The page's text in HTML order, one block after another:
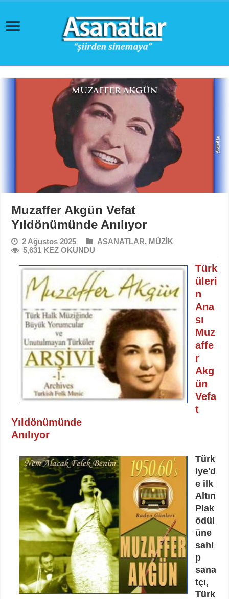
Muzaffer Akgün Vefat
Yıldönümünde Anılıyor
2 Ağustos 2025 ASANATLAR, MÜZİK
5,631 KEZ OKUNDU
Türk
üleri
n
Ana
sı
Muz
affe
r
Akg
ün
Vefa
t
Yıldönümünde
Anılıyor
Türk
iye'd
e ilk
Altın
Plak
ödül
üne
sahi
p
sana
tçı,
Türk